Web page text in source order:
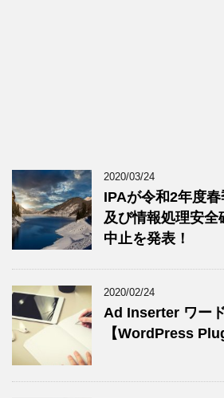
2020/03/24
IPAが令和2年度
及び情報処理安全
中止を発表！
2020/02/24
Ad Inserter ワー
【WordPress